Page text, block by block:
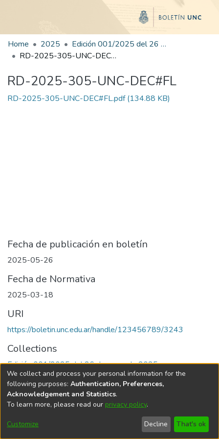
Home 2025
Edición 001/2025 del 26 de mayo de 2025
RD-2025-305-UNC-DEC#FL
RD-2025-305-UNC-DEC#FL
RD-2025-305-UNC-DEC#FL.pdf(134.88 KB)
Fecha de publicación en boletín
2025-05-26
Fecha de Normativa
2025-03-18
URI
https://boletin.unc.edu.ar/handle/123456789/3243
Collections
Edición 001/2025 del 26 de mayo de 2025
Universidad Nacional de Córdoba
We collect and process your personal information for the
following purposes: Authentication, Preferences,
Acknowledgement and Statistics.
To learn more, please read our privacy policy.
Customize Decline That's ok